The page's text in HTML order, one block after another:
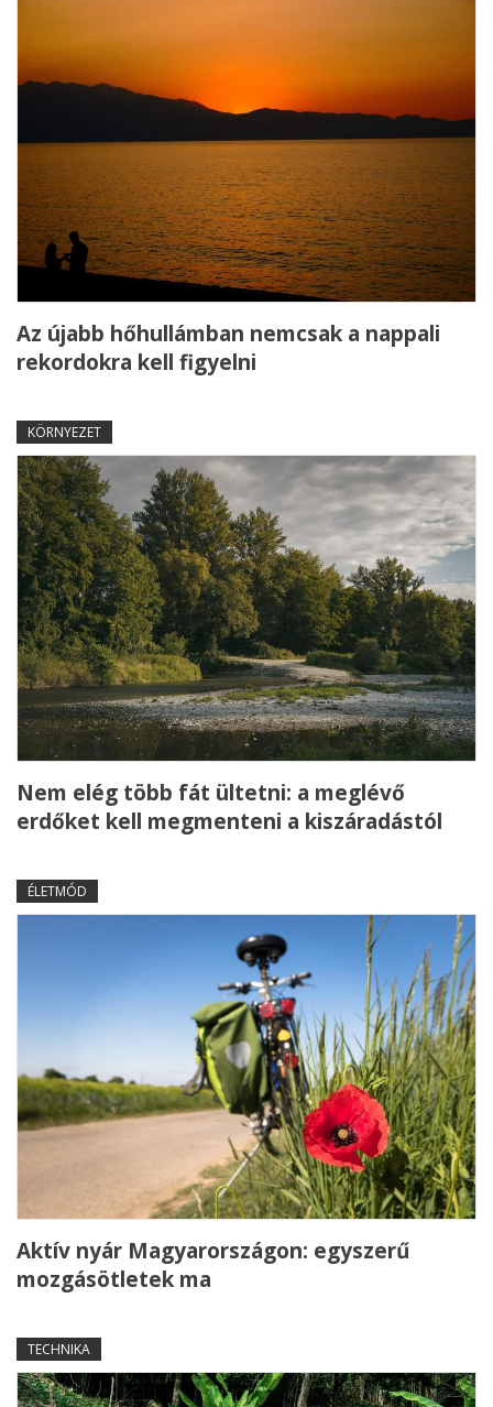
Az újabb hőhullámban nemcsak a nappali
rekordokra kell figyelni
KÖRNYEZET
Nem elég több fát ültetni: a meglévő
erdőket kell megmenteni a kiszáradástól
ÉLETMÓD
Aktív nyár Magyarországon: egyszerű
mozgásötletek ma
TECHNIKA